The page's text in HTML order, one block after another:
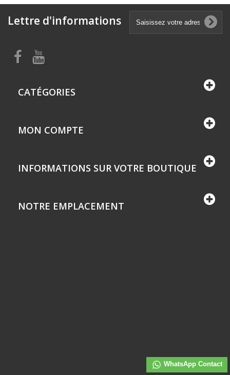
Lettre d'informations
CATÉGORIES
MON COMPTE
INFORMATIONS SUR VOTRE BOUTIQUE
WhatsApp Contact
NOTRE EMPLACEMENT